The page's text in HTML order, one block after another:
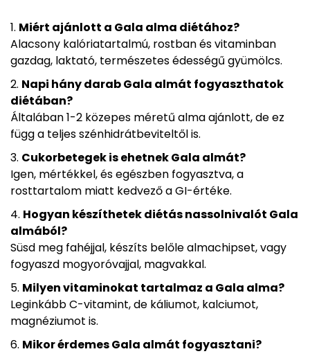
Miért ajánlott a Gala alma diétához?
Alacsony kalóriatartalmú, rostban és vitaminban
gazdag, laktató, természetes édességű gyümölcs.
Napi hány darab Gala almát fogyaszthatok
diétában?
Általában 1-2 közepes méretű alma ajánlott, de ez
függ a teljes szénhidrátbeviteltől is.
Cukorbetegek is ehetnek Gala almát?
Igen, mértékkel, és egészben fogyasztva, a
rosttartalom miatt kedvező a GI-értéke.
Hogyan készíthetek diétás nassolnivalót Gala
almából?
Süsd meg fahéjjal, készíts belőle almachipset, vagy
fogyaszd mogyoróvajjal, magvakkal.
Milyen vitaminokat tartalmaz a Gala alma?
Leginkább C-vitamint, de káliumot, kalciumot,
magnéziumot is.
Mikor érdemes Gala almát fogyasztani?